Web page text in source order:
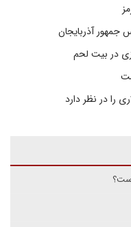
جمهور آذربایجان
در بیت‌ لحم